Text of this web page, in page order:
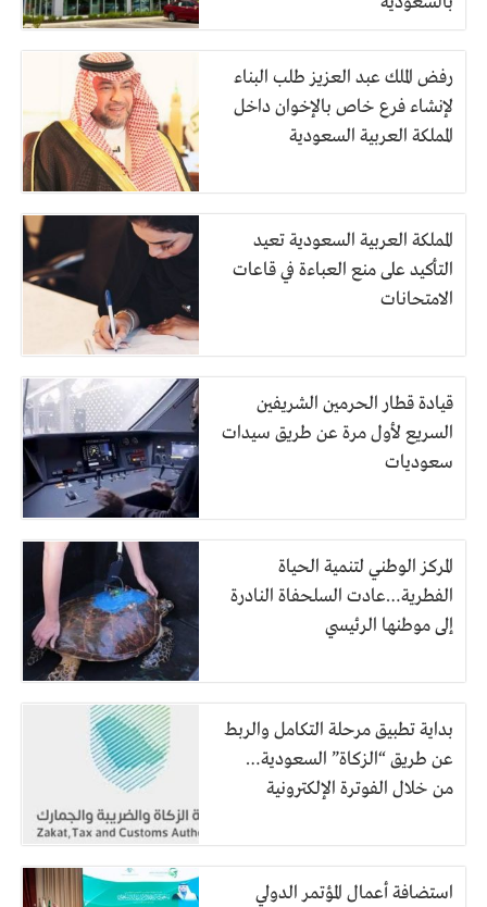
رفض الملك عبد العزيز طلب البناء
لإنشاء فرع خاص بالإخوان داخل
المملكة العربية السعودية
المملكة العربية السعودية تعيد
التأكيد على منع العباءة في قاعات
الامتحانات
قيادة قطار الحرمين الشريفين
السريع لأول مرة عن طريق سيدات
سعوديات
المركز الوطني لتنمية الحياة
الفطرية…عادت السلحفاة النادرة
إلى موطنها الرئيسي
بداية تطبيق مرحلة التكامل والربط
عن طريق “الزكاة” السعودية…
من خلال الفوترة الإلكترونية
استضافة أعمال المؤتمر الدولي